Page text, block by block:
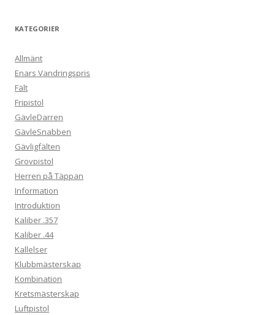
KATEGORIER
Allmänt
Enars Vandringspris
Fält
Fripistol
GävleDarren
GävleSnabben
Gävligfälten
Grovpistol
Herren på Täppan
Information
Introduktion
Kaliber .357
Kaliber .44
Kallelser
Klubbmästerskap
Kombination
Kretsmästerskap
Luftpistol